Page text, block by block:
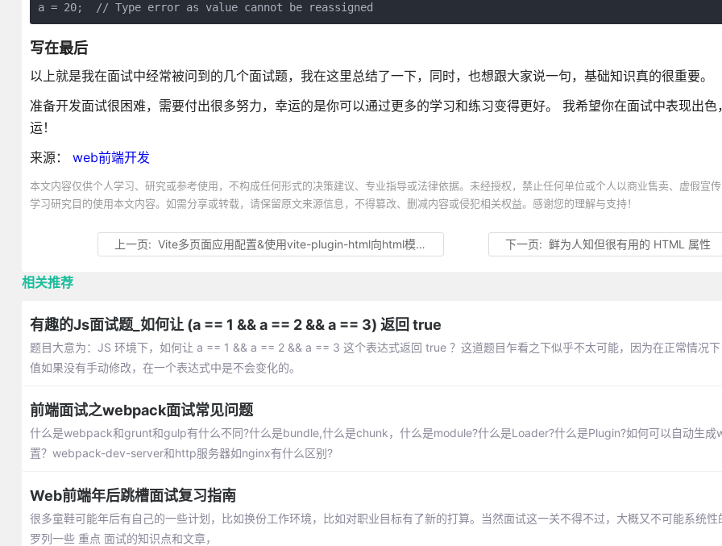
a = 20;  // Type error as value cannot be reassigned
写在最后
以上就是我在面试中经常被问到的几个面试题，我在这里总结了一下，同时，也想跟大家说一句，基础知识真的很重要。
准备开发面试很困难，需要付出很多努力，幸运的是你可以通过更多的学习和练习变得更好。 我希望你在面试中表现出色
运！
来源： web前端开发
本文内容仅供个人学习、研究或参考使用，不构成任何形式的决策建议、专业指导或法律依据。未经授权，禁止任何单位或个人以商业售卖、虚假宣
学习研究目的使用本文内容。如需分享或转载，请保留原文来源信息，不得篡改、删减内容或侵犯相关权益。感谢您的理解与支持！
上一页: Vite多页面应用配置&使用vite-plugin-html向html模板注入数据或标签 下一页:鲜为人知但很有用的 HTML 属性
相关推荐
有趣的Js面试题_如何让 (a == 1 && a == 2 && a == 3) 返回 true
题目大意为：JS 环境下，如何让 a == 1 && a == 2 && a == 3 这个表达式返回 true ？这道题目乍看之下似乎不太可能，因为在正常情况
值如果没有手动修改，在一个表达式中是不会变化的。
前端面试之webpack面试常见问题
什么是webpack和grunt和gulp有什么不同?什么是bundle,什么是chunk，什么是module?什么是Loader?什么是Plugin?如何可以自动生
置？webpack-dev-server和http服务器如nginx有什么区别?
Web前端年后跳槽面试复习指南
很多童鞋可能年后有自己的一些计划，比如换份工作环境，比如对职业目标有了新的打算。当然面试这一关不得不过，大概又不可能系统性
罗列一些 重点 面试的知识点和文章，